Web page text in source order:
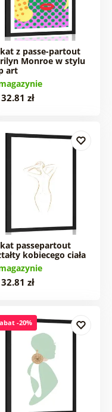
z passe-partout
Monroe w stylu
art
zł
passepartout
kobiecego ciała
zł
-20%